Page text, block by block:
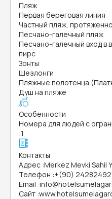
Пляж
Первая береговая линия
Частный пляж,
Песчано-галечный пляж
Песчано-галечный вход в
пирс
Зонты
Шезлонги
Пляжные полотенца
Душ на пляже
Особенности
Номера для людей с
:1
Контакты
Адрес :Merkez Mevki Sahil
Телефон :+(90)
Email :
Сайт :